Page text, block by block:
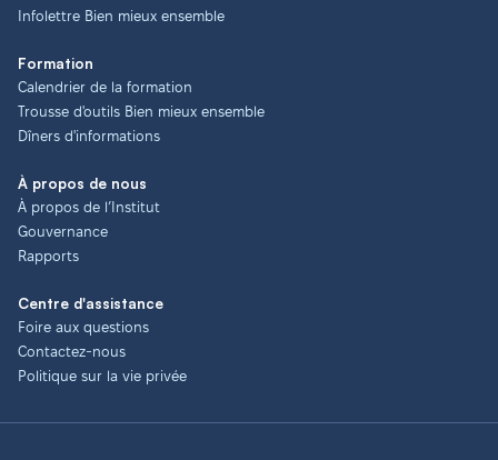
Infolettre Bien mieux ensemble
Formation
Calendrier de la formation
Trousse d'outils Bien mieux ensemble
Dîners d'informations
À propos de nous
À propos de l’Institut
Gouvernance
Rapports
Centre d'assistance
Foire aux questions
Contactez-nous
Politique sur la vie privée